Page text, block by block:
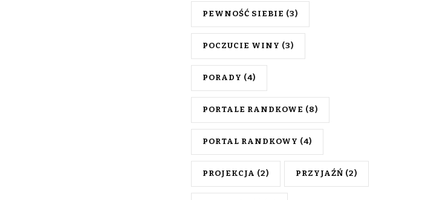
PEWNOŚĆ SIEBIE (3)
POCZUCIE WINY (3)
PORADY (4)
PORTALE RANDKOWE (8)
PORTAL RANDKOWY (4)
PROJEKCJA (2) PRZYJAŹŃ (2)